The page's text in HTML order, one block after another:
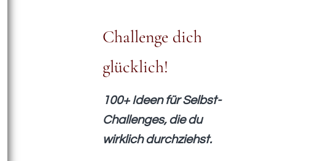
Challenge dich
glücklich!
100+ Ideen für Selbst-
Challenges, die du
wirklich durchziehst.